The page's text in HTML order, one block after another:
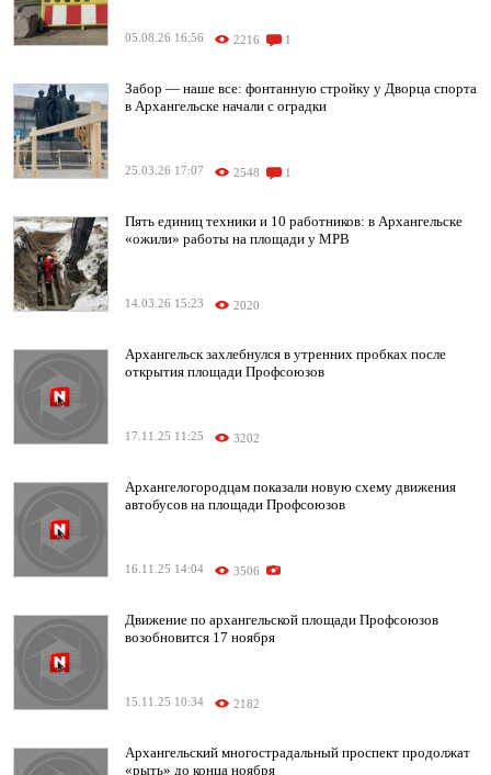
05.08.26 16:56 2216 1
Забор — наше все: фонтанную стройку у Дворца спорта
в Архангельске начали с оградки
25.03.26 17:07 2548 1
Пять единиц техники и 10 работников: в Архангельске
«ожили» работы на площади у МРВ
14.03.26 15:23 2020
Архангельск захлебнулся в утренних пробках после
открытия площади Профсоюзов
17.11.25 11:25 3202
Архангелогородцам показали новую схему движения
автобусов на площади Профсоюзов
16.11.25 14:04 3506
Движение по архангельской площади Профсоюзов
возобновится 17 ноября
15.11.25 10:34 2182
Архангельский многострадальный проспект продолжат
«рыть» до конца ноября